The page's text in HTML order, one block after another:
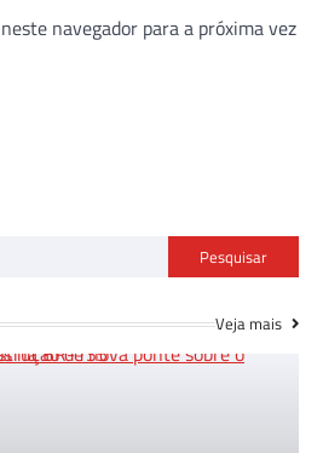
navegador para a próxima vez
Pesquisar
Veja mais